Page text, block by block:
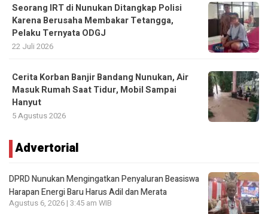
Seorang IRT di Nunukan Ditangkap Polisi
Karena Berusaha Membakar Tetangga,
Pelaku Ternyata ODGJ
22 Juli 2026
Cerita Korban Banjir Bandang Nunukan, Air
Masuk Rumah Saat Tidur, Mobil Sampai
Hanyut
5 Agustus 2026
Advertorial
DPRD Nunukan Mengingatkan Penyaluran Beasiswa
Harapan Energi Baru Harus Adil dan Merata
Agustus 6, 2026 | 3:45 am WIB